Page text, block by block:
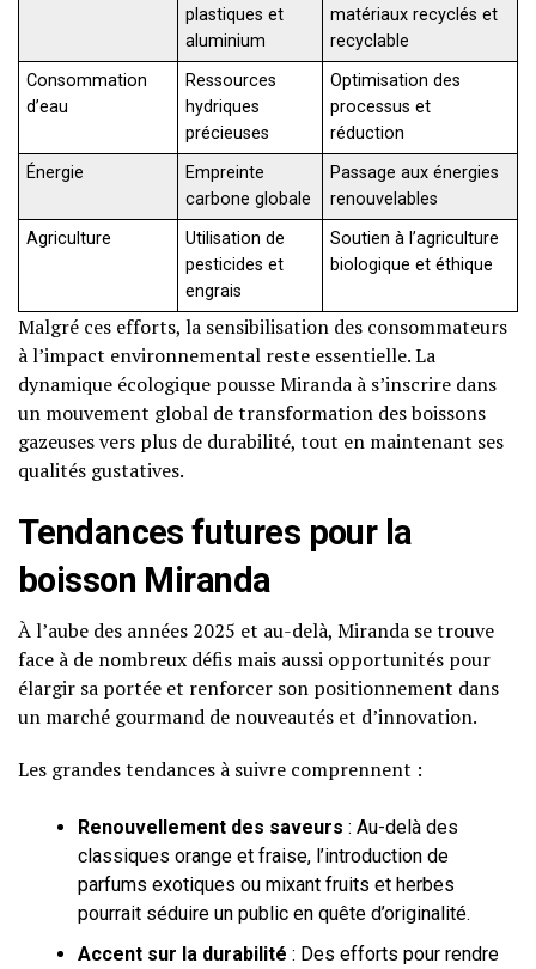
plastiques et
aluminium
matériaux recyclés et
recyclable
Consommation
d’eau
Ressources
hydriques
précieuses
Optimisation des
processus et
réduction
Énergie
Empreinte
carbone globale
Passage aux énergies
renouvelables
Agriculture
Utilisation de
pesticides et
engrais
Soutien à l’agriculture
biologique et éthique
Malgré ces efforts, la sensibilisation des consommateurs
à l’impact environnemental reste essentielle. La
dynamique écologique pousse Miranda à s’inscrire dans
un mouvement global de transformation des boissons
gazeuses vers plus de durabilité, tout en maintenant ses
qualités gustatives.
Tendances futures pour la
boisson Miranda
À l’aube des années 2025 et au-delà, Miranda se trouve
face à de nombreux défis mais aussi opportunités pour
élargir sa portée et renforcer son positionnement dans
un marché gourmand de nouveautés et d’innovation.
Les grandes tendances à suivre comprennent :
Renouvellement des saveurs : Au-delà des
classiques orange et fraise, l’introduction de
parfums exotiques ou mixant fruits et herbes
pourrait séduire un public en quête d’originalité.
Accent sur la durabilité : Des efforts pour rendre